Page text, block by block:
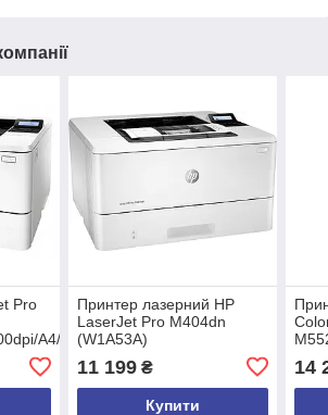
Pro
A4/38
Принтер лазерний HP
LaserJet Pro M404dn
(W1A53A)
монохром/1200x1200dpi/38
стр/хв/USB2.0, Ethernet/
Дуплекс Б/у
11 199₴
Купити
Б/у
14